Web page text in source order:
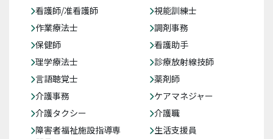
看護師/准看護師
視能訓練士
作業療法士
調剤事務
保健師
看護助手
理学療法士
診療放射線技師
言語聴覚士
薬剤師
介護事務
ケアマネジャー
介護タクシー
介護職
障害者福祉施設指導専
生活支援員